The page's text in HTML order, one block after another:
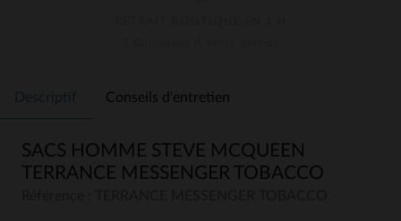
Descriptif Conseils d'entretien
SACS HOMME STEVE MCQUEEN
TERRANCE MESSENGER TOBACCO